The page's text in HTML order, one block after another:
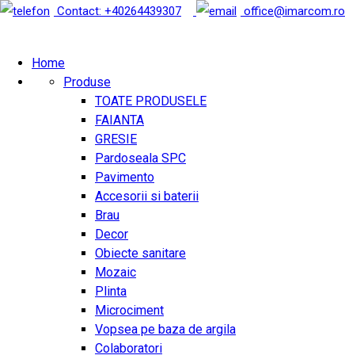
Contact: +40264439307 office@imarcom.ro
Home
Produse
TOATE PRODUSELE
FAIANTA
GRESIE
Pardoseala SPC
Pavimento
Accesorii si baterii
Brau
Decor
Obiecte sanitare
Mozaic
Plinta
Microciment
Vopsea pe baza de argila
Colaboratori